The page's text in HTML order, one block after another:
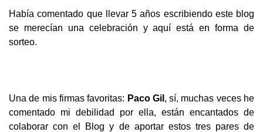
Había comentado que llevar 5 años escribiendo este blog
se merecían una celebración y aquí está en forma de
sorteo.
Una de mis firmas favoritas: Paco Gil , sí, muchas veces he
comentado mi debilidad por ella, están encantados de
colaborar con el Blog y de aportar estos tres pares de